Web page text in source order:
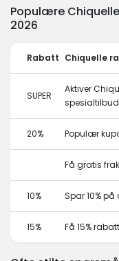
Populære
2026
Rabatt Chiquelle
SUPER
Aktiver
20% Populær
Få gratis
10% Spar 10%
15% Få 15%